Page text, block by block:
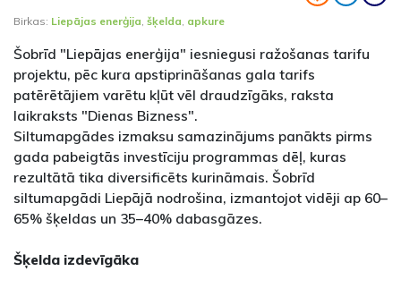
Birkas: Liepājas enerģija, šķelda, apkure
Šobrīd "Liepājas enerģija" iesniegusi ražošanas tarifu
projektu, pēc kura apstiprināšanas gala tarifs
patērētājiem varētu kļūt vēl draudzīgāks, raksta
laikraksts "Dienas Bizness".
Siltumapgādes izmaksu samazinājums panākts pirms
gada pabeigtās investīciju programmas dēļ, kuras
rezultātā tika diversificēts kurināmais. Šobrīd
siltumapgādi Liepājā nodrošina, izmantojot vidēji ap 60–
65% šķeldas un 35–40% dabasgāzes.
Šķelda izdevīgāka